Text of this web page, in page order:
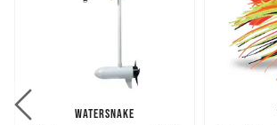
WATERSNAKE